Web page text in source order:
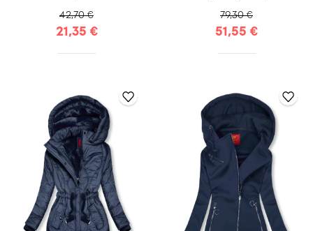
42,70 €
21,35 €
79,30 €
51,55 €